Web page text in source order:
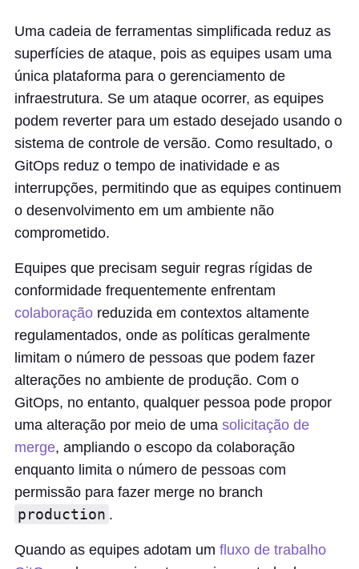
Uma cadeia de ferramentas simplificada reduz as
superfícies de ataque, pois as equipes usam uma
única plataforma para o gerenciamento de
infraestrutura. Se um ataque ocorrer, as equipes
podem reverter para um estado desejado usando o
sistema de controle de versão. Como resultado, o
GitOps reduz o tempo de inatividade e as
interrupções, permitindo que as equipes continuem
o desenvolvimento em um ambiente não
comprometido.
Equipes que precisam seguir regras rígidas de
conformidade frequentemente enfrentam
colaboração reduzida em contextos altamente
regulamentados, onde as políticas geralmente
limitam o número de pessoas que podem fazer
alterações no ambiente de produção. Com o
GitOps, no entanto, qualquer pessoa pode propor
uma alteração por meio de uma solicitação de
merge, ampliando o escopo da colaboração
enquanto limita o número de pessoas com
permissão para fazer merge no branch
production .
Quando as equipes adotam um fluxo de trabalho